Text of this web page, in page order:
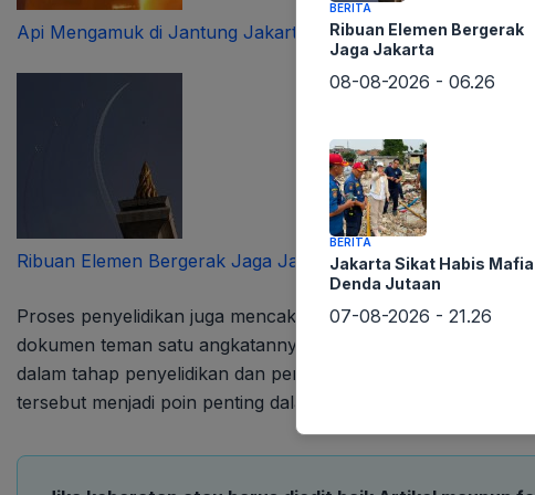
Api Mengamuk di Jantung Jakarta
Ribuan Elemen Bergerak Jaga Jakarta
Proses penyelidikan juga mencakup uji laboratorium
dokumen teman satu angkatannya yang masuk UGM pada
dalam tahap penyelidikan dan perkembangannya terus
tersebut menjadi poin penting dalam mengungkap kebenaran
BERITA
Ribuan Elemen Bergerak
Jaga Jakarta
08-08-2026 - 06.26
BERITA
Jakarta Sikat Habis
Denda Jutaan
07-08-2026 - 21.26